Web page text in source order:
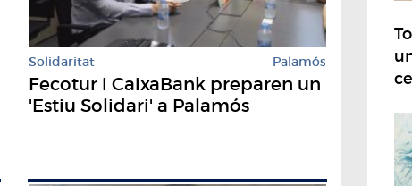
Solidaritat Palamós
Fecotur i CaixaBank preparen un
'Estiu Solidari' a Palamós